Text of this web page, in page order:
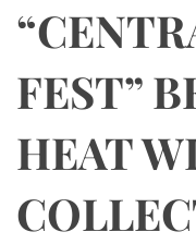
FEST”
HEAT